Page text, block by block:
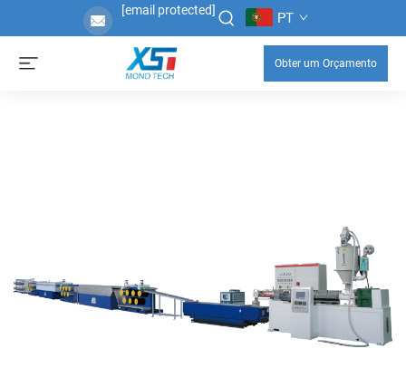
[email protected] PT
Obter um Orçamento